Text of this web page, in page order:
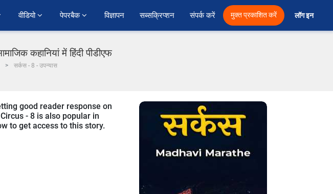
वीडियो पेपरबैक विज्ञापन सब्सक्रिप्शन संपर्क करें मुक्त प्रकाशित करें लॉग इन
कहानियां में हिंदी पीडीएफ
सर्कस - 8 - उपन्यास
good reader response on
- 8 is also popular in
to get access to this story.